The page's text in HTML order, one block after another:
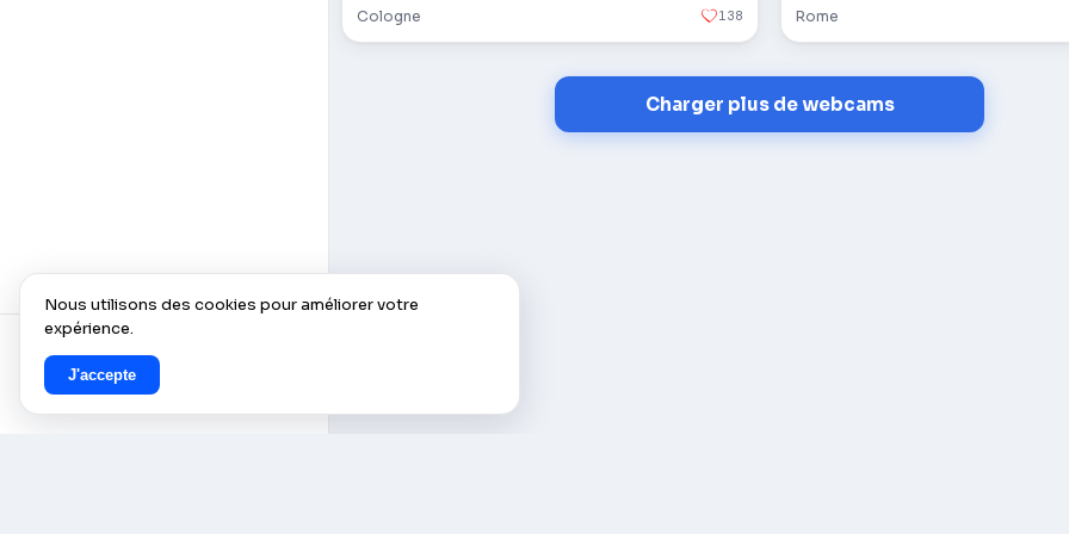
Cologne 138 Rome
Charger plus de webcams
Nous utilisons des cookies pour améliorer votre
expérience.
J'accepte